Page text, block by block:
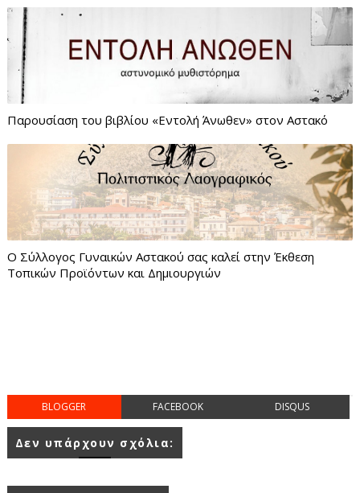
Παρουσίαση του βιβλίου «Εντολή Άνωθεν» στον Αστακό
Ο Σύλλογος Γυναικών Αστακού σας καλεί στην Έκθεση
Τοπικών Προϊόντων και Δημιουργιών
BLOGGER FACEBOOK DISQUS
Δεν υπάρχουν σχόλια: